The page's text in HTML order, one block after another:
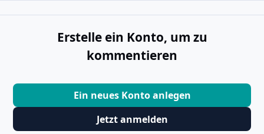
Erstelle ein Konto, um zu
kommentieren
Ein neues Konto anlegen
Jetzt anmelden